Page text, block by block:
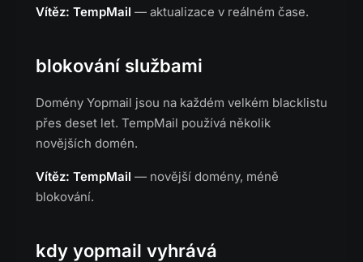
Vítěz: TempMail — aktualizace v reálném čase.
blokování službami
Domény Yopmail jsou na každém velkém blacklistu
přes deset let. TempMail používá několik
novějších domén.
Vítěz: TempMail — novější domény, méně
blokování.
kdy yopmail vyhrává